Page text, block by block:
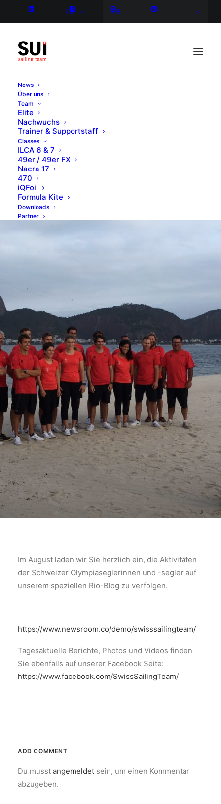
DE FR
News
Über uns
Team
Elite
Nachwuchs
Trainer & Supportstaff
Classes
ILCA 6 & 7
49er / 49er FX
Nacra 17
470
iQFoil
Formula Kite
Downloads
Partner
Im August laden wir Sie herzlich ein, die Aktivitäten
der Schweizer Olympiaseglerinnen und -segler auf
unserem speziellen Rio-Blog zu verfolgen.
https://www.newsroom.co/demo/swisssailingteam/
Tagesaktuelle Berichte, Photos und Videos finden
Sie ebenfalls auf unserer Facebook Seite:
https://www.facebook.com/SwissSailingTeam/
ADD COMMENT
Du musst angemeldet sein, um einen Kommentar
abzugeben.